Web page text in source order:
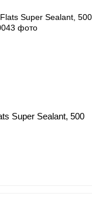
Super Sealant, 500